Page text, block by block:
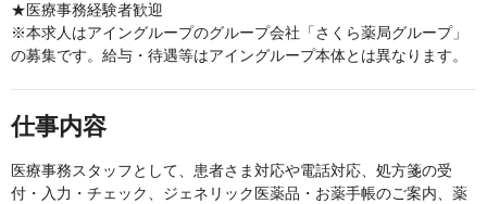
★医療事務経験者歓迎
※本求人はアイングループのグループ会社「さくら薬局グループ」
の募集です。給与・待遇等はアイングループ本体とは異なります。
仕事内容
医療事務スタッフとして、患者さま対応や電話対応、処方箋の受
付・入力・チェック、ジェネリック医薬品・お薬手帳のご案内、薬